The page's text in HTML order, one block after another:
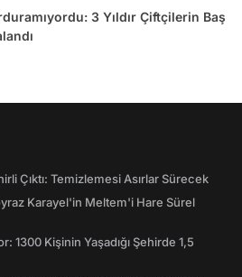
3 Yıldır Çiftçilerin Baş
Çıktı: Temizlemesi Asırlar Sürecek
Karayel'in Meltem'i Hare Sürel
1300 Kişinin Yaşadığı Şehirde 1,5